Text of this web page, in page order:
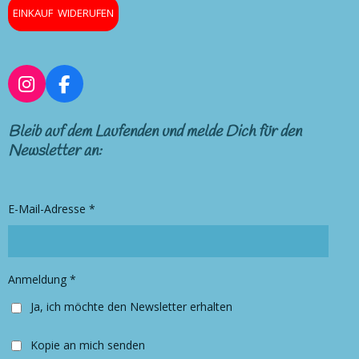
EINKAUF WIDERUFEN
I
n
s
t
a
a
F
a
c
e
b
k
Bleib auf dem Laufenden und melde Dich für den
Newsletter an:
E-Mail-Adresse *
Anmeldung *
Ja, ich möchte den Newsletter erhalten
Kopie an mich senden